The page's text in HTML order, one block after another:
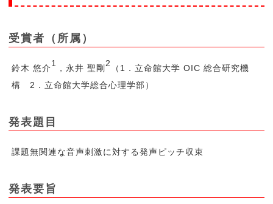
受賞者（所属）
鈴木 悠介1 ，永井 聖剛2
（1．立命館大学 OIC 総合研究機
構 2．立命館大学総合心理学部）
発表題目
課題無関連な音声刺激に対する発声ピッチ収束
発表要旨